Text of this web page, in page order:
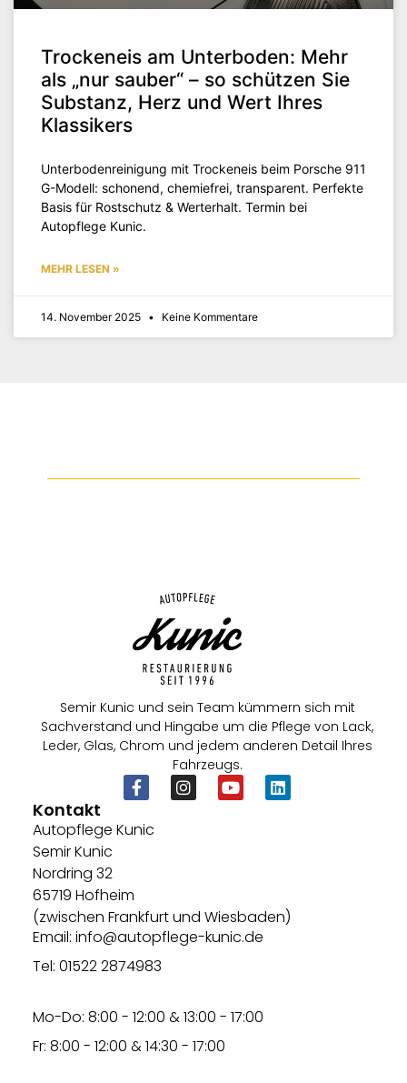
Trockeneis am Unterboden: Mehr
als „nur sauber“ – so schützen Sie
Substanz, Herz und Wert Ihres
Klassikers
Unterbodenreinigung mit Trockeneis beim Porsche 911
G-Modell: schonend, chemiefrei, transparent. Perfekte
Basis für Rostschutz & Werterhalt. Termin bei
Autopflege Kunic.
MEHR LESEN »
14. November 2025 Keine Kommentare
Semir Kunic und sein Team kümmern sich mit
Sachverstand und Hingabe um die Pflege von Lack,
Leder, Glas, Chrom und jedem anderen Detail Ihres
Fahrzeugs.
Kontakt
Autopflege Kunic
Semir Kunic
Nordring 32
65719 Hofheim
(zwischen Frankfurt und Wiesbaden)
Email: info@autopflege-kunic.de
Tel: 01522 2874983
Mo-Do: 8:00 - 12:00 & 13:00 - 17:00
Fr: 8:00 - 12:00 & 14:30 - 17:00